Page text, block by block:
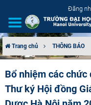
Đăng
CƠ CẤU TỔ CHỨC
Trang chủ THÔNG BÁO
Bổ nhiệm các chức
Thư ký Hội đồng